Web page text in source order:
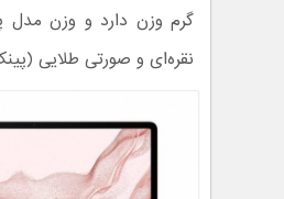
نقره‌ای و صورتی طلایی